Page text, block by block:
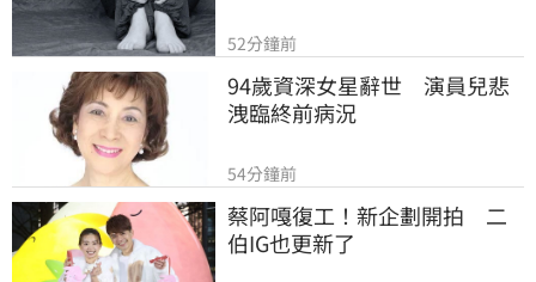
52分鐘前
94歲資深女星辭世　演員兒悲
洩臨終前病況
54分鐘前
蔡阿嘎復工！新企劃開拍　二
伯IG也更新了